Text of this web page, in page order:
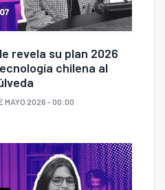
revela su plan 2026
chilena al
MAYO 2026 - 00:00